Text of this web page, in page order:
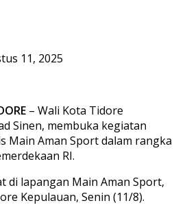
11, 2025
– Wali Kota Tidore
Sinen, membuka kegiatan
Main Aman Sport dalam rangka
RI.
di lapangan Main Aman Sport,
Kepulauan, Senin (11/8).